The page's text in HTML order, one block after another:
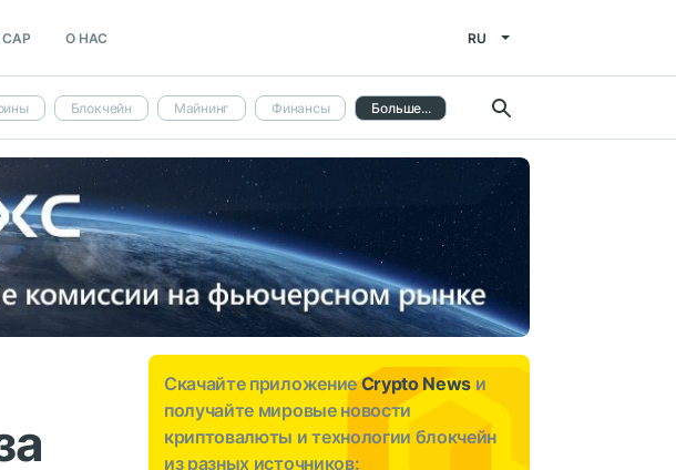
CAP О НАС RU
Блокчейн Майнинг Финансы Больше...
Скачайте приложениеCrypto News и
получайте мировые новости
криптовалюты и технологии блокчейн
из разных источников: